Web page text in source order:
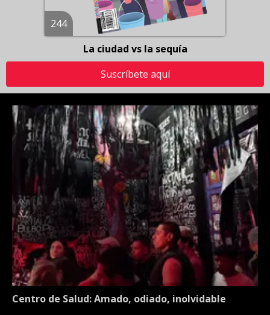
244
La ciudad vs la sequía
Suscríbete aquí
Centro de Salud: Amado, odiado, inolvidable